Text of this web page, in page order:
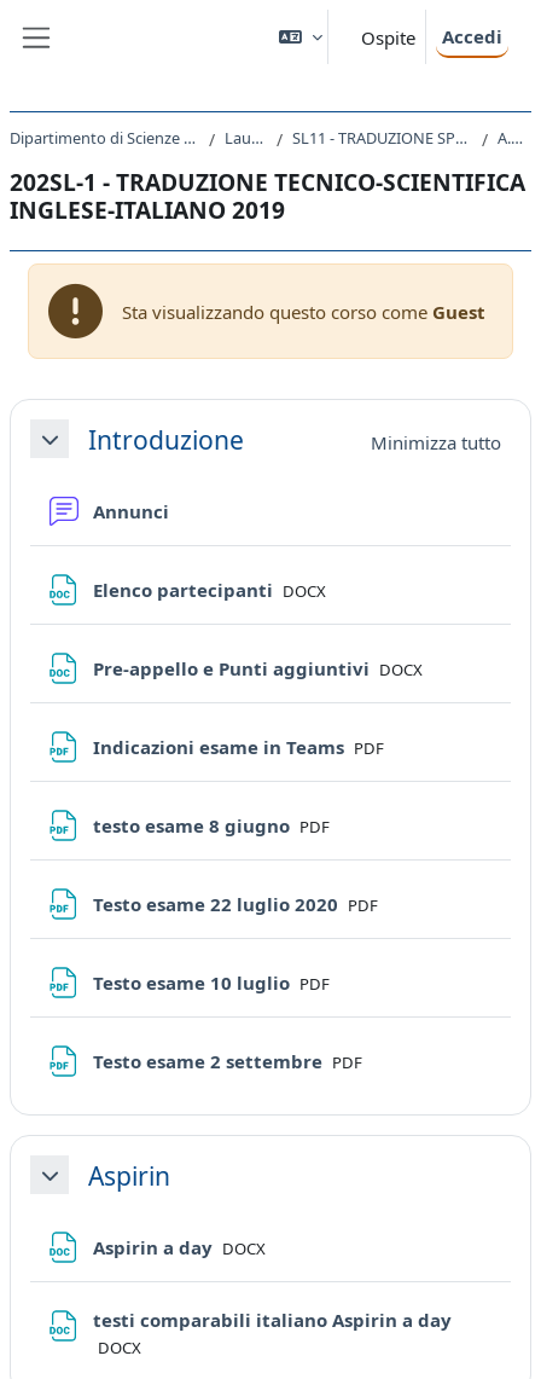
Ospite Accedi
Dipartimento di Scienze Giuridiche, del Linguaggio, dell`Interpretazione e della Traduzione Laurea Magistrale SL11 - TRADUZIONE SPECIALISTICA E INTERPRETAZIONE DI CONFERENZA A.A. 2019 - 2020
202SL-1 - TRADUZIONE TECNICO-SCIENTIFICA
INGLESE-ITALIANO 2019
Sta visualizzando questo corso come Guest
Schema della sezione
MinimizzaIntroduzione Minimizza tutto
Annunci
Elenco partecipanti File
DOCX
Pre-appello e Punti aggiuntivi File
DOCX
Indicazioni esame in Teams File
PDF
testo esame 8 giugno File
PDF
Testo esame 22 luglio 2020 File
PDF
Testo esame 10 luglio File
PDF
Testo esame 2 settembre File
PDF
MinimizzaAspirin
Aspirin a day File
DOCX
testi comparabili italiano Aspirin a dayFile
DOCX